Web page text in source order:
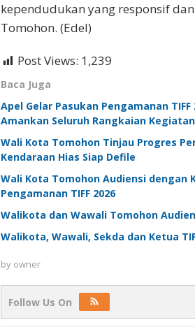
kependudukan yang responsif
Tomohon. (Edel)
Post Views: 1,239
Baca Juga
Apel Gelar Pasukan Pengamanan
Amankan Seluruh Rangkaian Kegiatan
Wali Kota Tomohon Tinjau Progres
Kendaraan Hias Siap Defile
Wali Kota Tomohon Audiensi dengan
Pengamanan TIFF 2026
Walikota dan Wawali Tomohon
Walikota, Wawali, Sekda dan Ketua
by owner
Follow Us On